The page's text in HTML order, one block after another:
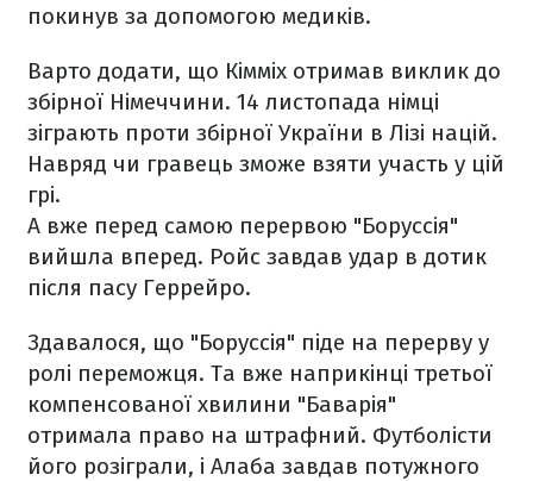
покинув за допомогою медиків.
Варто додати, що Кімміх отримав виклик до
збірної Німеччини. 14 листопада німці
зіграють проти збірної України в Лізі націй.
Навряд чи гравець зможе взяти участь у цій
грі.
А вже перед самою перервою "Боруссія"
вийшла вперед. Ройс завдав удар в дотик
після пасу Геррейро.
Здавалося, що "Боруссія" піде на перерву у
ролі переможця. Та вже наприкінці третьої
компенсованої хвилини "Баварія"
отримала право на штрафний. Футболісти
його розіграли, і Алаба завдав потужного